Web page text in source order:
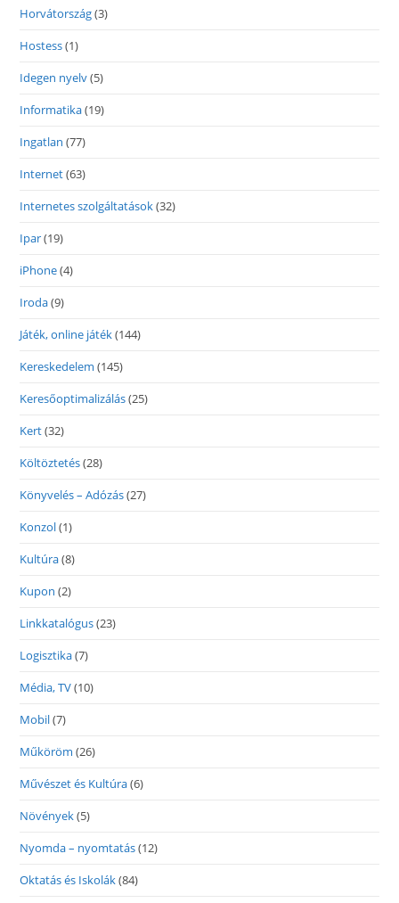
Horvátország(3)
Hostess(1)
Idegen nyelv(5)
Informatika(19)
Ingatlan (77)
Internet(63)
Internetes szolgáltatások(32)
Ipar(19)
iPhone(4)
Iroda(9)
Játék, online játék(144)
Kereskedelem (145)
Keresőoptimalizálás(25)
Kert(32)
Költöztetés(28)
Könyvelés – Adózás(27)
Konzol(1)
Kultúra(8)
Kupon (2)
Linkkatalógus(23)
Logisztika(7)
Média, TV(10)
Mobil(7)
Műköröm (26)
Művészet és Kultúra(6)
Növények(5)
Nyomda – nyomtatás(12)
Oktatás és Iskolák(84)